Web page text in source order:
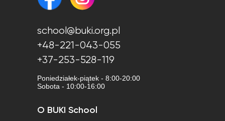
school@buki.org.pl
+48-221-043-055
+37-253-528-119
Poniedziałek-piątek - 8:00-20:00
Sobota - 10:00-16:00
O BUKI School